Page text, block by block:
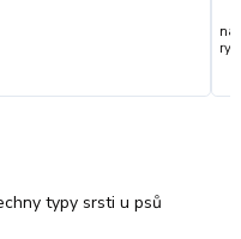
typy srsti u psů